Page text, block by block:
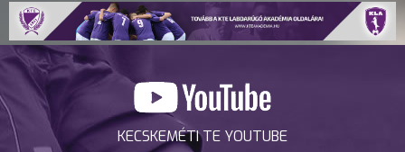
KECSKEMÉTI TE YOUTUBE